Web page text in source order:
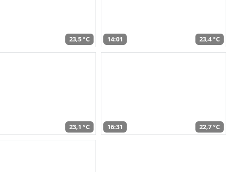
23,5 °C 14:01 23,4 °C
23,1 °C 16:31 22,7 °C